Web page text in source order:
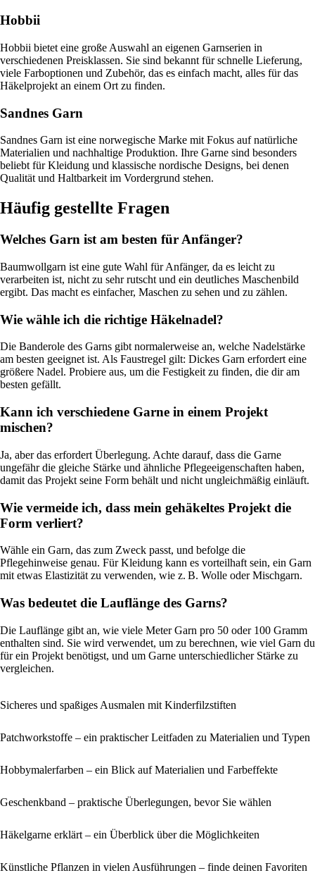
Hobbii
Hobbii bietet eine große Auswahl an eigenen Garnserien in
verschiedenen Preisklassen. Sie sind bekannt für schnelle Lieferung,
viele Farboptionen und Zubehör, das es einfach macht, alles für das
Häkelprojekt an einem Ort zu finden.
Sandnes Garn
Sandnes Garn ist eine norwegische Marke mit Fokus auf natürliche
Materialien und nachhaltige Produktion. Ihre Garne sind besonders
beliebt für Kleidung und klassische nordische Designs, bei denen
Qualität und Haltbarkeit im Vordergrund stehen.
Häufig gestellte Fragen
Welches Garn ist am besten für Anfänger?
Baumwollgarn ist eine gute Wahl für Anfänger, da es leicht zu
verarbeiten ist, nicht zu sehr rutscht und ein deutliches Maschenbild
ergibt. Das macht es einfacher, Maschen zu sehen und zu zählen.
Wie wähle ich die richtige Häkelnadel?
Die Banderole des Garns gibt normalerweise an, welche Nadelstärke
am besten geeignet ist. Als Faustregel gilt: Dickes Garn erfordert eine
größere Nadel. Probiere aus, um die Festigkeit zu finden, die dir am
besten gefällt.
Kann ich verschiedene Garne in einem Projekt
mischen?
Ja, aber das erfordert Überlegung. Achte darauf, dass die Garne
ungefähr die gleiche Stärke und ähnliche Pflegeeigenschaften haben,
damit das Projekt seine Form behält und nicht ungleichmäßig einläuft.
Wie vermeide ich, dass mein gehäkeltes Projekt die
Form verliert?
Wähle ein Garn, das zum Zweck passt, und befolge die
Pflegehinweise genau. Für Kleidung kann es vorteilhaft sein, ein Garn
mit etwas Elastizität zu verwenden, wie z. B. Wolle oder Mischgarn.
Was bedeutet die Lauflänge des Garns?
Die Lauflänge gibt an, wie viele Meter Garn pro 50 oder 100 Gramm
enthalten sind. Sie wird verwendet, um zu berechnen, wie viel Garn du
für ein Projekt benötigst, und um Garne unterschiedlicher Stärke zu
vergleichen.
Sicheres und spaßiges Ausmalen mit Kinderfilzstiften
Patchworkstoffe – ein praktischer Leitfaden zu Materialien und Typen
Hobbymalerfarben – ein Blick auf Materialien und Farbeffekte
Geschenkband – praktische Überlegungen, bevor Sie wählen
Häkelgarne erklärt – ein Überblick über die Möglichkeiten
Künstliche Pflanzen in vielen Ausführungen – finde deinen Favoriten